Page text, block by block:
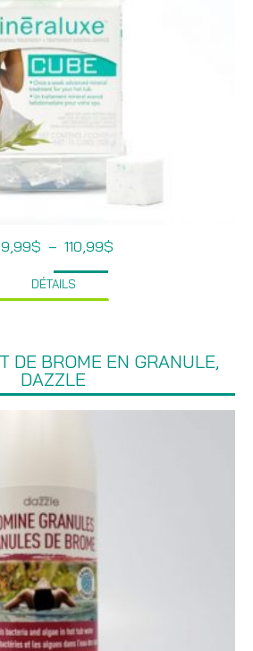
$ – 110,99$
DÉTAILS
DE BROME EN GRANULE,
DAZZLE